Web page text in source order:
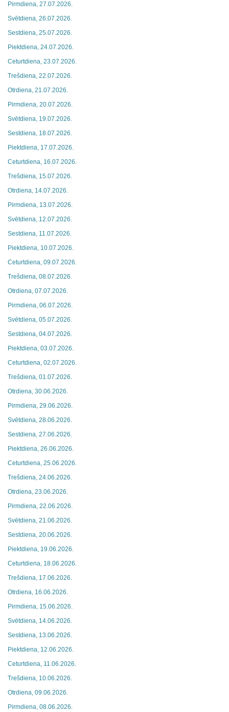
Pirmdiena, 27.07.2026.
Svētdiena, 26.07.2026.
Sestdiena, 25.07.2026.
Piektdiena, 24.07.2026.
Ceturtdiena, 23.07.2026.
Trešdiena, 22.07.2026.
Otrdiena, 21.07.2026.
Pirmdiena, 20.07.2026.
Svētdiena, 19.07.2026.
Sestdiena, 18.07.2026.
Piektdiena, 17.07.2026.
Ceturtdiena, 16.07.2026.
Trešdiena, 15.07.2026.
Otrdiena, 14.07.2026.
Pirmdiena, 13.07.2026.
Svētdiena, 12.07.2026.
Sestdiena, 11.07.2026.
Piektdiena, 10.07.2026.
Ceturtdiena, 09.07.2026.
Trešdiena, 08.07.2026.
Otrdiena, 07.07.2026.
Pirmdiena, 06.07.2026.
Svētdiena, 05.07.2026.
Sestdiena, 04.07.2026.
Piektdiena, 03.07.2026.
Ceturtdiena, 02.07.2026.
Trešdiena, 01.07.2026.
Otrdiena, 30.06.2026.
Pirmdiena, 29.06.2026.
Svētdiena, 28.06.2026.
Sestdiena, 27.06.2026.
Piektdiena, 26.06.2026.
Ceturtdiena, 25.06.2026.
Trešdiena, 24.06.2026.
Otrdiena, 23.06.2026.
Pirmdiena, 22.06.2026.
Svētdiena, 21.06.2026.
Sestdiena, 20.06.2026.
Piektdiena, 19.06.2026.
Ceturtdiena, 18.06.2026.
Trešdiena, 17.06.2026.
Otrdiena, 16.06.2026.
Pirmdiena, 15.06.2026.
Svētdiena, 14.06.2026.
Sestdiena, 13.06.2026.
Piektdiena, 12.06.2026.
Ceturtdiena, 11.06.2026.
Trešdiena, 10.06.2026.
Otrdiena, 09.06.2026.
Pirmdiena, 08.06.2026.